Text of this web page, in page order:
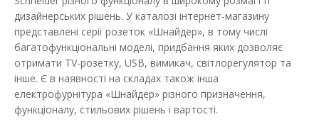
303.26 грн
ДО КОШИКА
В порівняння
В закладки
дизайнерських рішень. У каталозі інтернет-магазину
представлені серії розеток «Шнайдер», в тому числі
багатофункціональні моделі, придбання яких дозволяє
отримати TV-розетку, USB, вимикач, світлорегулятор та
інше. Є в наявності на складах також інша
електрофурнітура «Шнайдер» різного призначення,
функціоналу, стильових рішень і вартості.